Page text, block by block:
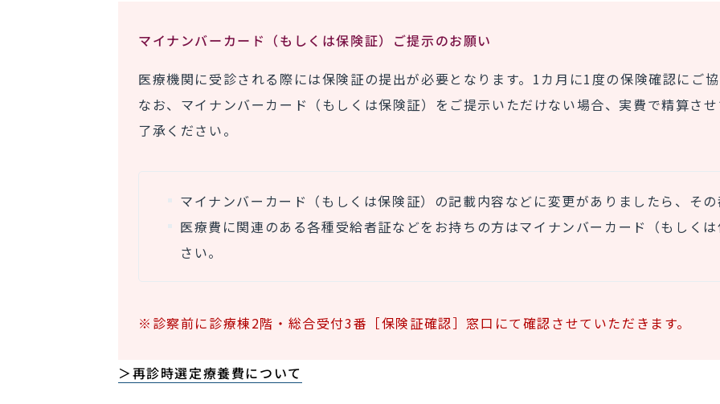
マイナンバーカード（もしくは保険証）ご提示のお願い
医療機関に受診される際には保険証の提出が必要となります。1カ月に1度の保険確認にご
なお、マイナンバーカード（もしくは保険証）をご提示いただけない場合、実費で精算さ
了承ください。
マイナンバーカード（もしくは保険証）の記載内容などに変更がありましたら、そ
医療費に関連のある各種受給者証などをお持ちの方はマイナンバーカード（もしく
さい。
※診察前に診療棟2階・総合受付3番［保険証確認］窓口にて確認させていただきます。
＞再診時選定療養費について